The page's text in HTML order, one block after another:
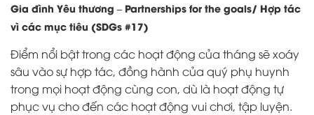
Gia đình Yêu thương – Partnerships for the goals/ Hợp tác
vì các mục tiêu (SDGs #17)
Điểm nổi bật trong các hoạt động của tháng sẽ xoáy
sâu vào sự hợp tác, đồng hành của quý phụ huynh
trong mọi hoạt động cùng con, dù là hoạt động tự
phục vụ cho đến các hoạt động vui chơi, tập luyện.